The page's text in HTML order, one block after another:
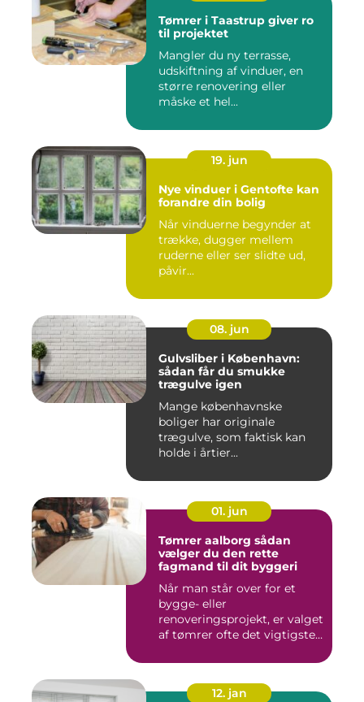
Tømrer i Taastrup giver ro
til projektet
Mangler du ny terrasse,
udskiftning af vinduer, en
større renovering eller
måske et hel...
19. jun
Nye vinduer i Gentofte kan
forandre din bolig
Når vinduerne begynder at
trække, dugger mellem
ruderne eller ser slidte ud,
påvir...
08. jun
Gulvsliber i København:
sådan får du smukke
trægulve igen
Mange københavnske
boliger har originale
trægulve, som faktisk kan
holde i årtier...
01. jun
Tømrer aalborg sådan
vælger du den rette
fagmand til dit byggeri
Når man står over for et
bygge- eller
renoveringsprojekt, er valget
af tømrer ofte det vigtigste
12. jan